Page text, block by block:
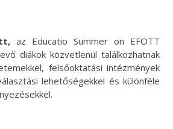
az Educatio Summer on EFOTT
diákok közvetlenül találkozhatnak
felsőoktatási intézmények
lehetőségekkel és különféle